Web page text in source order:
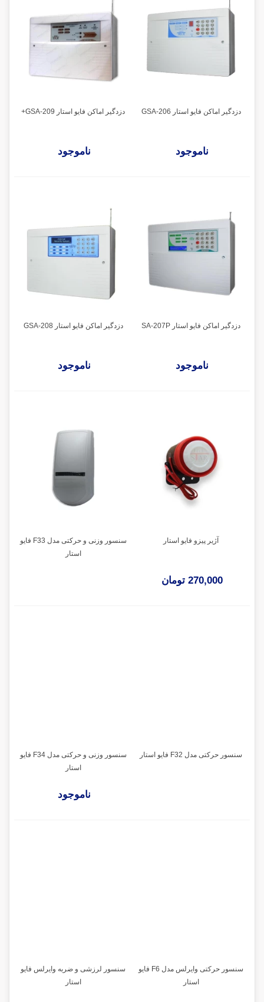
دزدگیر اماکن فایو استار GSA-206
ناموجود
دزدگیر اماکن فایو استار GSA-209+
ناموجود
دزدگیر اماکن فایو استار SA-207P
ناموجود
دزدگیر اماکن فایو استار GSA-208
ناموجود
آژیر پیزو فایو استار
270,000 تومان
سنسور وزنی و حرکتی مدل F33 فایو
استار
سنسور حرکتی مدل F32 فایو استار
سنسور وزنی و حرکتی مدل F34 فایو
استار
ناموجود
سنسور حرکتی وایرلس مدل F6 فایو
استار
سنسور لرزشی و ضربه وایرلس فایو
استار